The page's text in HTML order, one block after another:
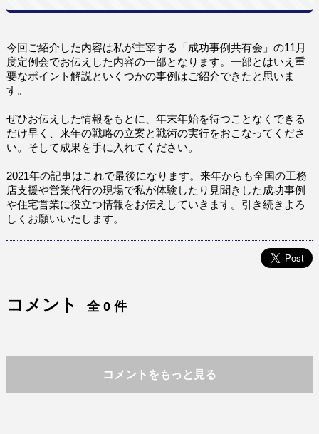
今回ご紹介した内容は私が主宰する「成功事例共有会」の11月
度定例会でお伝えした内容の一部となります。一部とはいえ重
要なポイント解説といくつかの事例はご紹介できたと思いま
す。
ぜひお伝えした情報をもとに、年末年始を待つことなくできる
だけ早く、来年の戦略の立案と戦術の実行をおこなってくださ
い。そして成果を手に入れてください。
2021年の記事はこれで最後になります。来年からも全国の工務
店支援や営業代行の現場で私が体験したり見聞きした成功事例
や住宅営業に役立つ情報をお伝えしていきます。引き続きよろ
しくお願いいたします。
コメント 全 0 件
コメントをもっと見る